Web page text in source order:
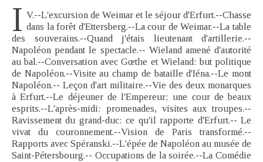
I V.--L'excursion de Weimar et le séjour d'Erfurt.--Chasse
dans la forêt d'Ettersberg.--La cour de Weimar.--La table
des souverains.--Quand j'étais lieutenant d'artillerie.--
Napoléon pendant le spectacle.-- Wieland amené d'autorité
au bal.--Conversation avec Gœthe et Wieland: but politique
de Napoléon.--Visite au champ de bataille d'Iéna.--Le mont
Napoléon.-- Leçon d'art militaire.--Vie des deux monarques
à Erfurt.--Le déjeuner de l'Empereur; une cour de beaux
esprits.--L'après-midi: promenades, visites aux troupes.--
Ravissement du grand-duc: ce qu'il rapporte d'Erfurt.-- Le
vivat du couronnement.--Vision de Paris transformé.--
Rapports avec Spéranski.--L'épée de Napoléon au musée de
Saint-Pétersbourg.-- Occupations de la soirée.--La Comédie